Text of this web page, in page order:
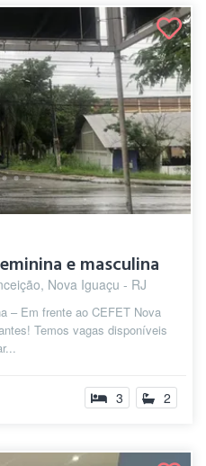
e masculina
Nova Iguaçu - RJ
– Em frente ao CEFET Nova
Temos vagas disponíveis
3 2